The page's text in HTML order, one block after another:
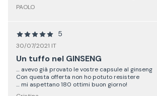
PAOLO
5
30/07/2021 IT
Un tuffo nel GINSENG
… avevo già provato le vostre capsule al ginseng
Con questa offerta non ho potuto resistere
… mi aspettano 180 ottimi buon giorno!